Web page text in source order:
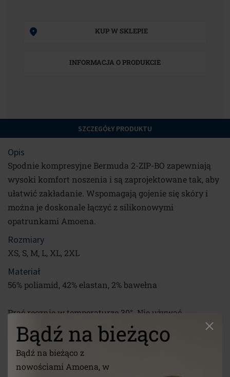
Bądź na bieżąco
Bądź na bieżąco z
nowościami Amoena, w
KUP W SKLEPIE
INFORMACJA O PRODUKCIE
SZCZEGÓŁY PRODUKTU
Opis
Spodnie kompresyjne Bermuda 2-ZIP-BO zapewniają
wysoki komfort noszenia i są zaprojektowane tak, aby
ułatwić zakładanie. Wspomagają gojenie się skóry i
można je doskonale łączyć z silikonowymi
opatrunkami Amoena.
Rozmiary
XS, S, M, L, XL, 2XL
Materiał
56% poliamid, 42% elastan, 2% bawełna
Prać ręcznie w temperaturze 30°. Nie używać
zmiękczacza do tkanin. Nie suszyć w suszarce
bębnowej. Nie czyścić chemicznie.
Link
/pl/akcesoria/terapia-blizny/